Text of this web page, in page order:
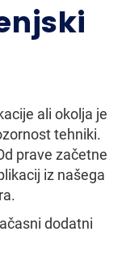
ali okolja je
tehniki.
prave začetne
iz našega
dodatni